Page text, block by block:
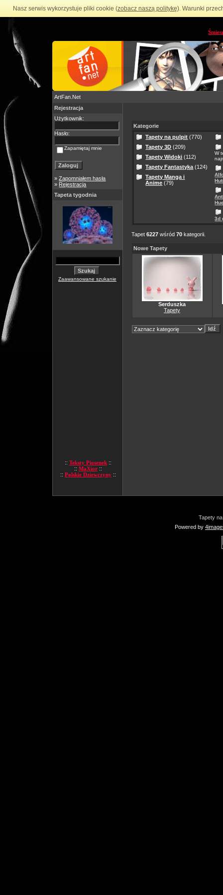
Nasz serwis wykorzystuje pliki cookie (zobacz naszą politykę). Warunki
ArtFan.Net
Rejestracja
Użytkownik:
Hasło:
Zapamiętaj mnie
»Zapomniałem hasła
» Rejestracja
Tapeta tygodnia
Zaawansowane szukanie
:: Teksty Piosenek ::
:: MaXior ::
:: Polskie Dziewczyny ::
Kategorie
Tapety na pulpit (770)
Tapety 3D (209)
Tapety Widoki (112)
Tapety Fantastyka (124)
Tapety Manga i
Anime (79)
W
3d
Tapet6227 wśród70 kategorii.
Nowe Tapety
Serduszka
Tapety
Tapety
Powered by